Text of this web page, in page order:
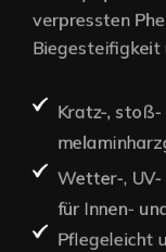
verpressten
Biegesteifigkeit
Kratz-,
Wetter-,
für Innen-
Pflegeleicht